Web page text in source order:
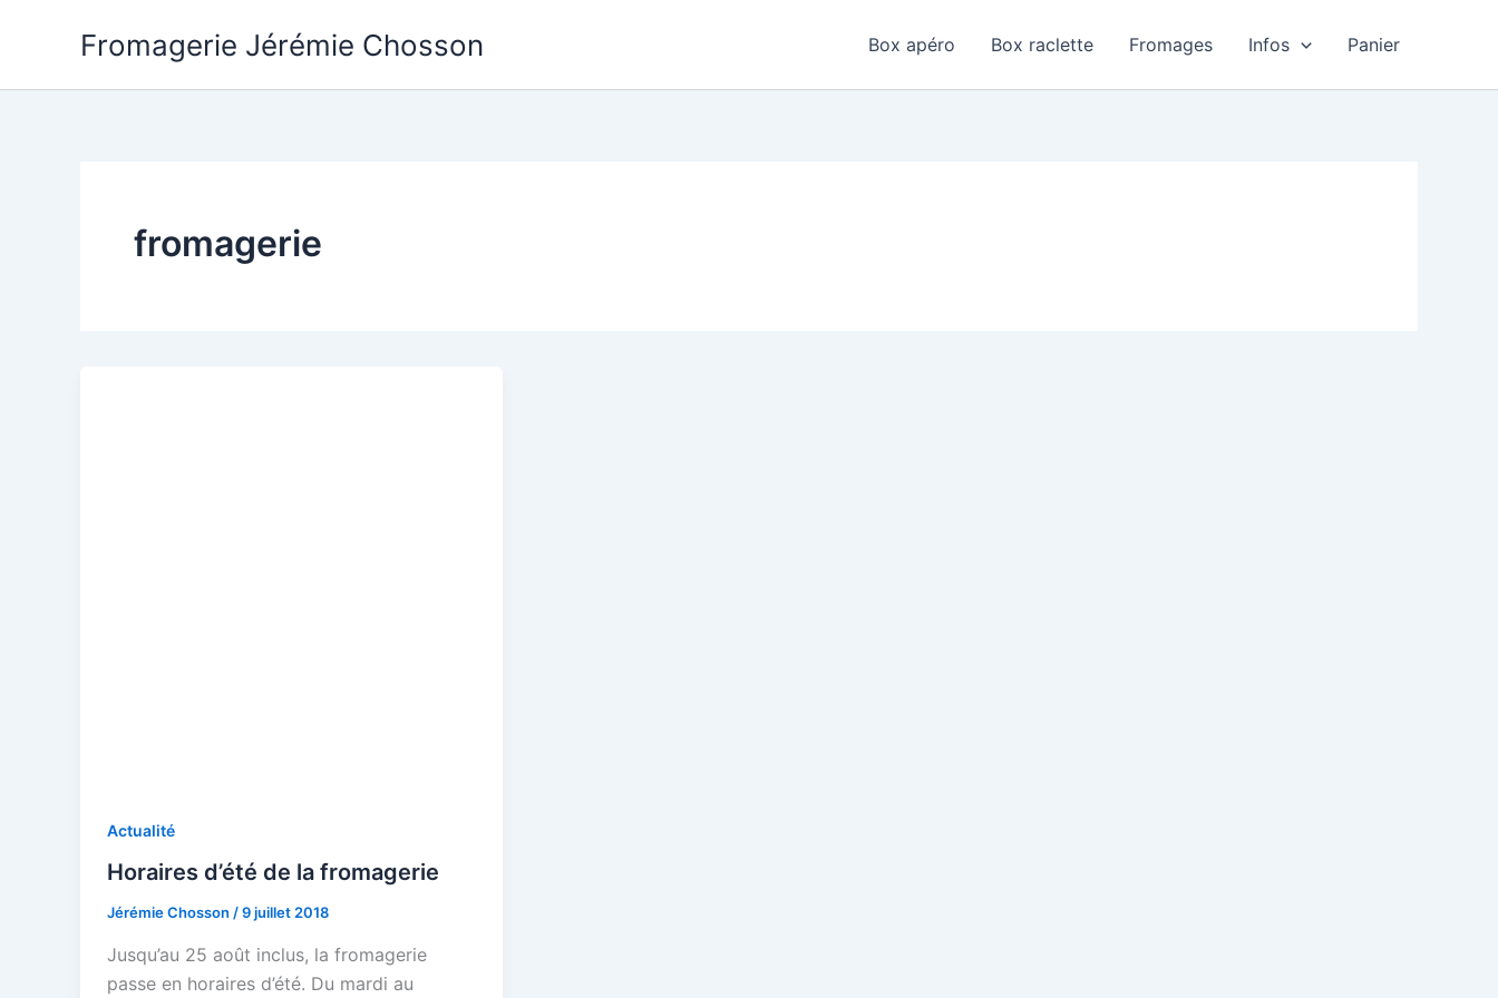
Fromagerie Jérémie Chosson Box apéro Box raclette Fromages Infos Panier
fromagerie
Actualité
Horaires d’été de la fromagerie
Jérémie Chosson /9 juillet 2018
Jusqu’au 25 août inclus, la fromagerie
passe en horaires d’été. Du mardi au